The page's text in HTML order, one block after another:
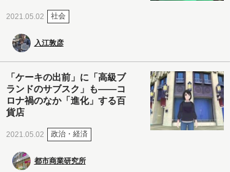
2021.05.02 社会
入江敦彦
「ケーキの出前」に「高級ブ
ランドのサブスク」も――コ
ロナ禍のなか「進化」する百
貨店
2021.05.02 政治・経済
都市商業研究所